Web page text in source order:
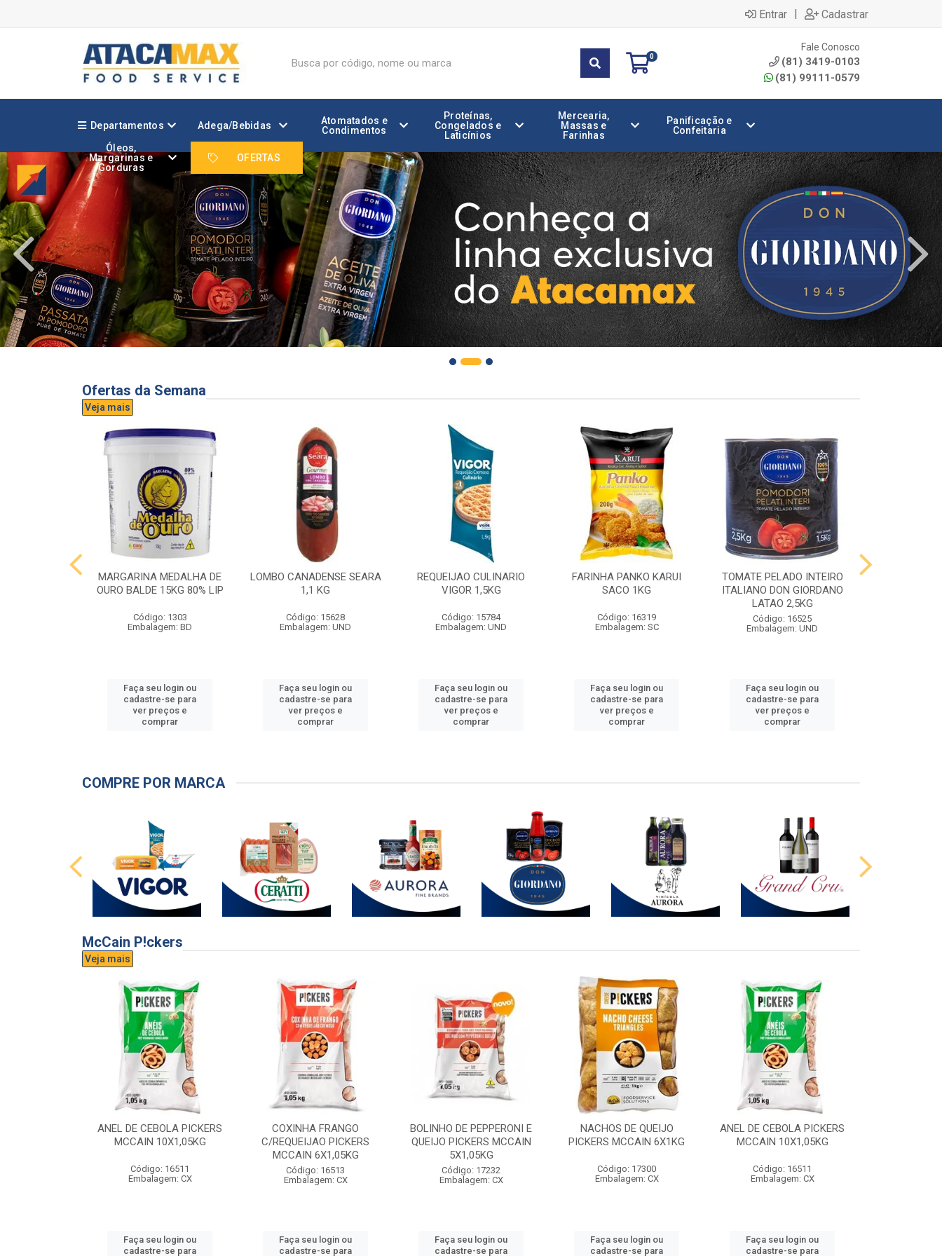
Entrar | Cadastrar
0
Fale Conosco
(81) 3419-0103
(81) 99111-0579
Departamentos Adega/Bebidas
Atomatados e
Condimentos
Proteínas,
Congelados e
Laticínios
Mercearia,
Massas e
Farinhas
Panificação e
Confeitaria
Óleos,
Margarinas e
Gorduras
OFERTAS
Ofertas da Semana
Veja mais
MARGARINA MEDALHA DE
OURO BALDE 15KG 80% LIP
Código: 1303
Embalagem: BD
Faça seu login ou
cadastre-se para
ver preços e
comprar
LOMBO CANADENSE SEARA
1,1 KG
Código: 15628
Embalagem: UND
Faça seu login ou
cadastre-se para
ver preços e
comprar
REQUEIJAO CULINARIO
VIGOR 1,5KG
Código: 15784
Embalagem: UND
Faça seu login ou
cadastre-se para
ver preços e
comprar
FARINHA PANKO KARUI
SACO 1KG
Código: 16319
Embalagem: SC
Faça seu login ou
cadastre-se para
ver preços e
comprar
TOMATE PELADO INTEIRO
ITALIANO DON GIORDANO
LATAO 2,5KG
Código: 16525
Embalagem: UND
Faça seu login ou
cadastre-se para
ver preços e
comprar
COMPRE POR MARCA
McCain P!ckers
Veja mais
ANEL DE CEBOLA PICKERS
MCCAIN 10X1,05KG
Código: 16511
Embalagem: CX
Faça seu login ou
cadastre-se para
COXINHA FRANGO
C/REQUEIJAO PICKERS
MCCAIN 6X1,05KG
Código: 16513
Embalagem: CX
Faça seu login ou
cadastre-se para
BOLINHO DE PEPPERONI E
QUEIJO PICKERS MCCAIN
5X1,05KG
Código: 17232
Embalagem: CX
Faça seu login ou
cadastre-se para
NACHOS DE QUEIJO
PICKERS MCCAIN 6X1KG
Código: 17300
Embalagem: CX
Faça seu login ou
cadastre-se para
ANEL DE CEBOLA PICKERS
MCCAIN 10X1,05KG
Código: 16511
Embalagem: CX
Faça seu login ou
cadastre-se para